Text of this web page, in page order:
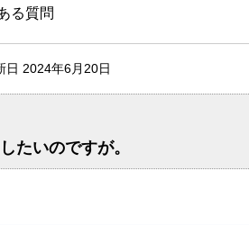
る質問
2024年6月20日
たいのですが。